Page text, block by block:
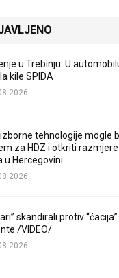
u Trebinju: U
kile SPIDA
izborne tehnologije mogle
za HDZ i otkriti
u Hercegovini
skandirali protiv
/VIDEO/